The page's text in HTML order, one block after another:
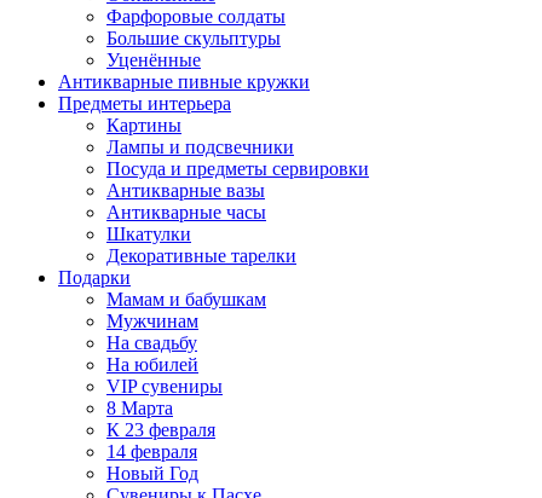
Фарфоровые солдаты
Большие скульптуры
Уценённые
Антикварные пивные кружки
Предметы интерьера
Картины
Лампы и подсвечники
Посуда и предметы сервировки
Антикварные вазы
Антикварные часы
Шкатулки
Декоративные тарелки
Подарки
Мамам и бабушкам
Мужчинам
На свадьбу
На юбилей
VIP сувениры
8 Марта
К 23 февраля
14 февраля
Новый Год